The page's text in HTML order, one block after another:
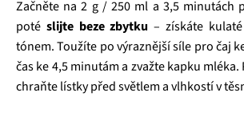
Začněte na 2 g / 250 ml a 3,5 minutách
poté slijte beze zbytku – získáte
tónem. Toužíte po výraznější síle pro čaj
čas ke 4,5 minutám a zvažte kapku
chraňte lístky před světlem a vlhkostí v